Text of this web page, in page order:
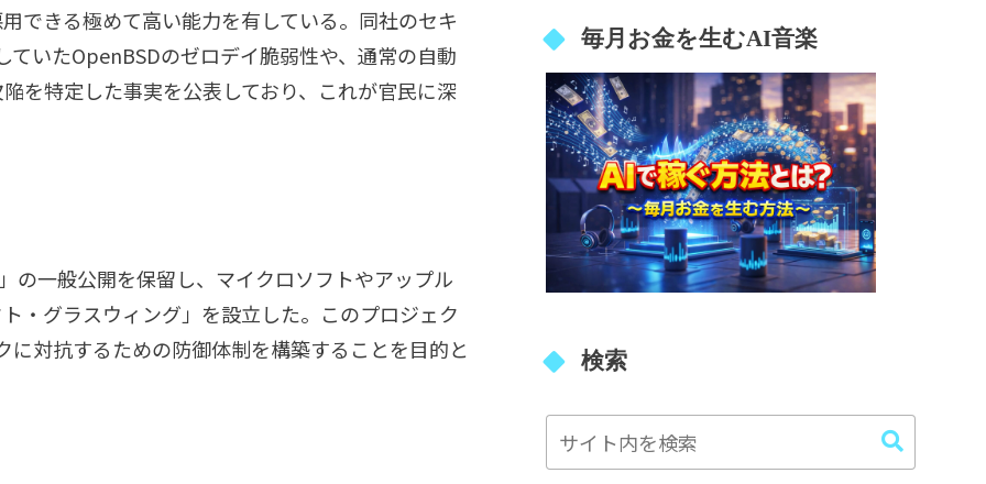
できる極めて高い能力を有している。同社のセキ
いたOpenBSDのゼロデイ脆弱性や、通常の自動
を特定した事実を公表しており、これが官民に深
の一般公開を保留し、マイクロソフトやアップル
・グラスウィング」を設立した。このプロジェク
対抗するための防御体制を構築することを目的と
毎月お金を生むAI音楽
検索